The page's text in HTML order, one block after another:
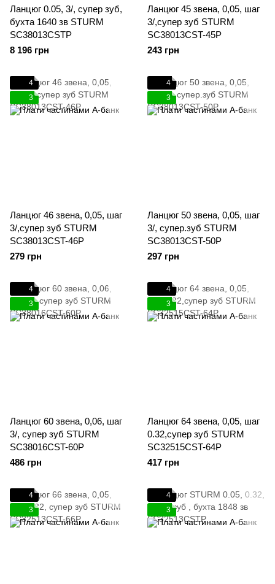
Ланцюг 0.05, 3/, супер зуб,
бухта 1640 зв STURM
SC38013CSTP
8 196 грн
Ланцюг 45 звена, 0,05, шаг
3/,супер зуб STURM
SC38013CST-45P
243 грн
4
3
Ланцюг 46 звена, 0,05, шаг
3/,супер зуб STURM
SC38013CST-46P
279 грн
4
3
Ланцюг 50 звена, 0,05, шаг
3/, супер.зуб STURM
SC38013CST-50P
297 грн
4
3
Ланцюг 60 звена, 0,06, шаг
3/, супер зуб STURM
SC38016CST-60P
486 грн
4
3
Ланцюг 64 звена, 0,05, шаг
0.32,супер зуб STURM
SC32515CST-64P
417 грн
4
3
4
3